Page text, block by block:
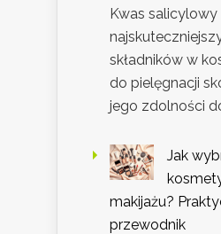
Kwas salicylowy
składników w
do pielęgnacji
jego zdolności
Jak
makijażu?
przewodnik